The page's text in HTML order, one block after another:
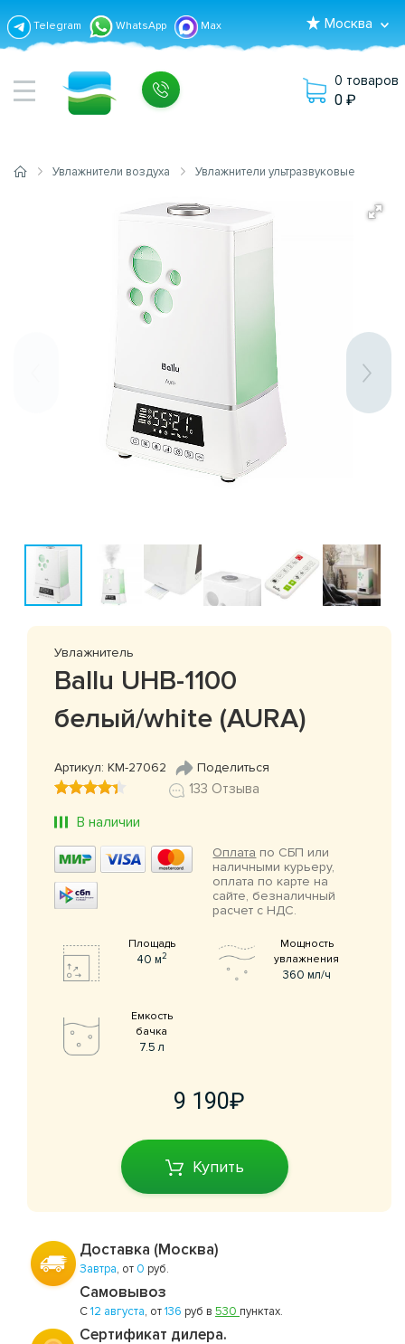
Telegram WhatsApp Max Москва
0 товаров
0
Увлажнители воздуха Увлажнители ультразвуковые
Увлажнитель
Ballu UHB-1100
белый/white (AURA)
Артикул: КМ-27062 Поделиться
133 Отзыва
В наличии
Оплата по СБП или
наличными курьеру,
оплата по карте на
сайте, безналичный
расчет с НДС.
Площадь
40 м2
Мощность
увлажнения
360 мл/ч
Емкость
бачка
7.5 л
9 190
Купить
Доставка (Москва)
Завтра, от 0 руб.
Самовывоз
С12 августа, от136 руб в 530 пунктах.
Сертификат дилера.